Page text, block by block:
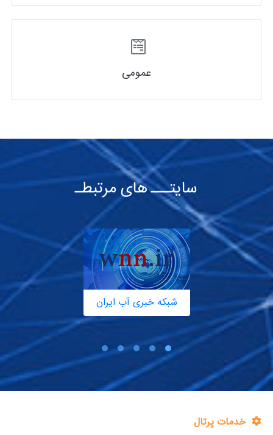
عمومی
سایتـــ های مرتبطـ
شبکه خبری آب ایران
خدمات پرتال